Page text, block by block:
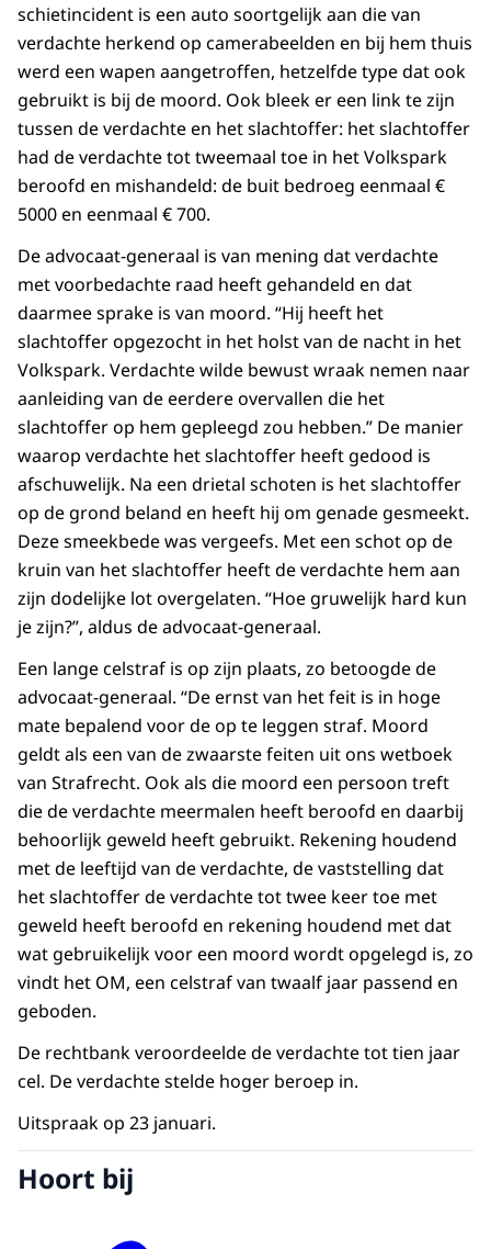
schietincident is een auto soortgelijk aan die van
verdachte herkend op camerabeelden en bij hem thuis
werd een wapen aangetroffen, hetzelfde type dat ook
gebruikt is bij de moord. Ook bleek er een link te zijn
tussen de verdachte en het slachtoffer: het slachtoffer
had de verdachte tot tweemaal toe in het Volkspark
beroofd en mishandeld: de buit bedroeg eenmaal €
5000 en eenmaal € 700.
De advocaat-generaal is van mening dat verdachte
met voorbedachte raad heeft gehandeld en dat
daarmee sprake is van moord. “Hij heeft het
slachtoffer opgezocht in het holst van de nacht in het
Volkspark. Verdachte wilde bewust wraak nemen naar
aanleiding van de eerdere overvallen die het
slachtoffer op hem gepleegd zou hebben.” De manier
waarop verdachte het slachtoffer heeft gedood is
afschuwelijk. Na een drietal schoten is het slachtoffer
op de grond beland en heeft hij om genade gesmeekt.
Deze smeekbede was vergeefs. Met een schot op de
kruin van het slachtoffer heeft de verdachte hem aan
zijn dodelijke lot overgelaten. “Hoe gruwelijk hard kun
je zijn?”, aldus de advocaat-generaal.
Een lange celstraf is op zijn plaats, zo betoogde de
advocaat-generaal. “De ernst van het feit is in hoge
mate bepalend voor de op te leggen straf. Moord
geldt als een van de zwaarste feiten uit ons wetboek
van Strafrecht. Ook als die moord een persoon treft
die de verdachte meermalen heeft beroofd en daarbij
behoorlijk geweld heeft gebruikt. Rekening houdend
met de leeftijd van de verdachte, de vaststelling dat
het slachtoffer de verdachte tot twee keer toe met
geweld heeft beroofd en rekening houdend met dat
wat gebruikelijk voor een moord wordt opgelegd is, zo
vindt het OM, een celstraf van twaalf jaar passend en
geboden.
De rechtbank veroordeelde de verdachte tot tien jaar
cel. De verdachte stelde hoger beroep in.
Uitspraak op 23 januari.
Hoort bij